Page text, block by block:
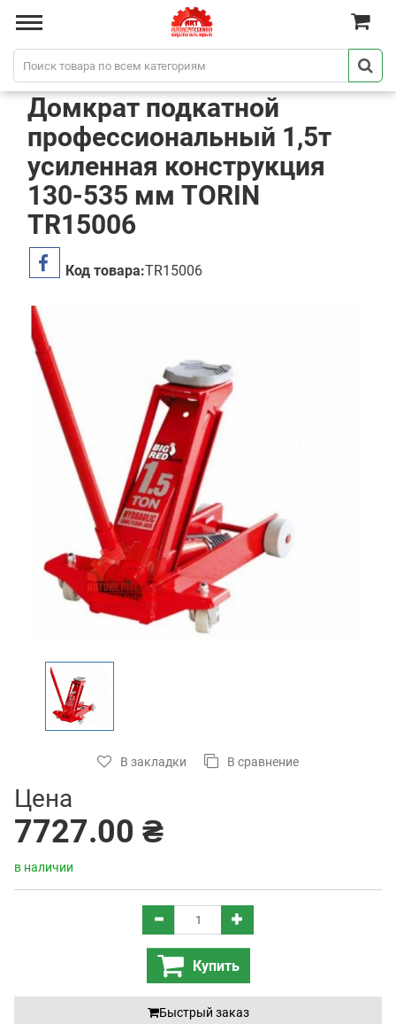
Домкрат подкатной
профессиональный 1,5т
усиленная конструкция
130-535 мм TORIN
TR15006
Код товара:TR15006
В закладки В сравнение
Цена
7727.00 ₴
в наличии
Купить
Быстрый заказ